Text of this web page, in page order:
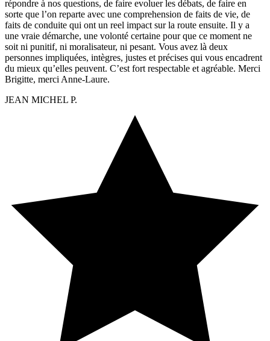
répondre à nos questions, de faire evoluer les débats, de faire en
sorte que l’on reparte avec une comprehension de faits de vie, de
faits de conduite qui ont un reel impact sur la route ensuite. Il y a
une vraie démarche, une volonté certaine pour que ce moment ne
soit ni punitif, ni moralisateur, ni pesant. Vous avez là deux
personnes impliquées, intègres, justes et précises qui vous encadrent
du mieux qu’elles peuvent. C’est fort respectable et agréable. Merci
Brigitte, merci Anne-Laure.
JEAN MICHEL P.